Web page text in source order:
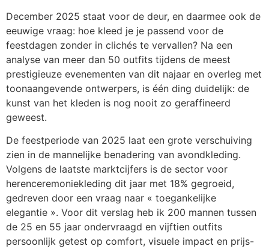
December 2025 staat voor de deur, en daarmee ook de
eeuwige vraag: hoe kleed je je passend voor de
feestdagen zonder in clichés te vervallen? Na een
analyse van meer dan 50 outfits tijdens de meest
prestigieuze evenementen van dit najaar en overleg met
toonaangevende ontwerpers, is één ding duidelijk: de
kunst van het kleden is nog nooit zo geraffineerd
geweest.
De feestperiode van 2025 laat een grote verschuiving
zien in de mannelijke benadering van avondkleding.
Volgens de laatste marktcijfers is de sector voor
herenceremoniekleding dit jaar met 18% gegroeid,
gedreven door een vraag naar « toegankelijke
elegantie ». Voor dit verslag heb ik 200 mannen tussen
de 25 en 55 jaar ondervraagd en vijftien outfits
persoonlijk getest op comfort, visuele impact en prijs-